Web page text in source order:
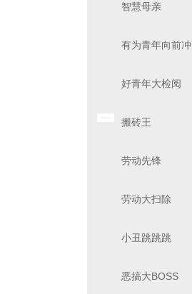
智慧母亲
有为青年向前冲
好青年大检阅
搬砖王
劳动先锋
劳动大扫除
小丑跳跳跳
恶搞大BOSS